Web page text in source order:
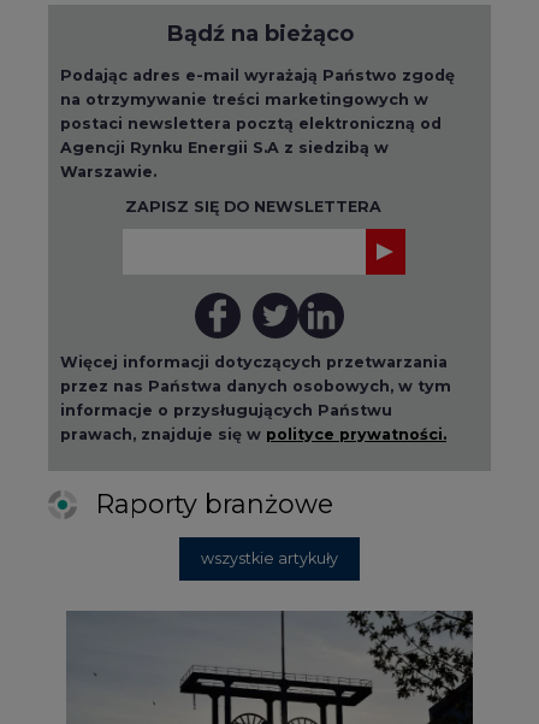
Bądź na bieżąco
Podając adres e-mail wyrażają Państwo zgodę
na otrzymywanie treści marketingowych w
postaci newslettera pocztą elektroniczną od
Agencji Rynku Energii S.A z siedzibą w
Warszawie.
ZAPISZ SIĘ DO NEWSLETTERA
Więcej informacji dotyczących przetwarzania
przez nas Państwa danych osobowych, w tym
informacje o przysługujących Państwu
prawach, znajduje się w polityce prywatności.
Raporty branżowe
wszystkie artykuły